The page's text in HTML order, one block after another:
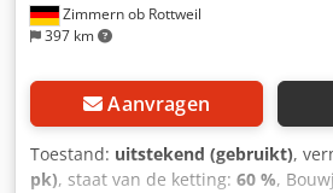
Zimmern ob Rottweil
397 km
Aanvragen
Toestand: uitstekend (gebruikt),
pk), staat van de ketting: 60 %,